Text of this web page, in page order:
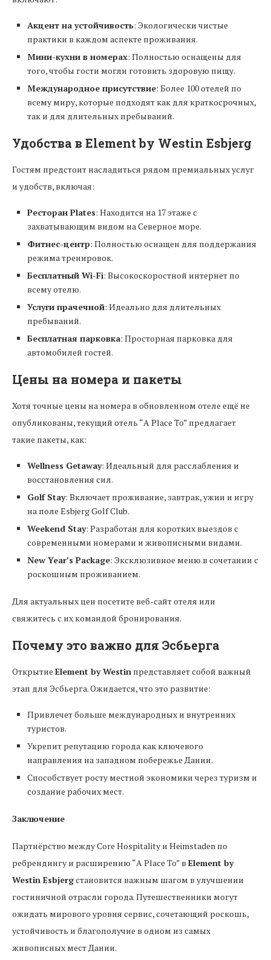
Акцент на устойчивость: Экологически чистые
практики в каждом аспекте проживания.
Мини-кухни в номерах: Полностью оснащены для
того, чтобы гости могли готовить здоровую пищу.
Международное присутствие: Более 100 отелей по
всему миру, которые подходят как для краткосрочных,
так и для длительных пребываний.
Удобства в Element by Westin Esbjerg
Гостям предстоит насладиться рядом премиальных услуг
и удобств, включая:
Ресторан Plates: Находится на 17 этаже с
захватывающим видом на Северное море.
Фитнес-центр: Полностью оснащен для поддержания
режима тренировок.
Бесплатный Wi-Fi: Высокоскоростной интернет по
всему отелю.
Услуги прачечной: Идеально для длительных
пребываний.
Бесплатная парковка: Просторная парковка для
автомобилей гостей.
Цены на номера и пакеты
Хотя точные цены на номера в обновленном отеле ещё не
опубликованы, текущий отель “A Place To” предлагает
такие пакеты, как:
Wellness Getaway: Идеальный для расслабления и
восстановления сил.
Golf Stay: Включает проживание, завтрак, ужин и игру
на поле Esbjerg Golf Club.
Weekend Stay: Разработан для коротких выездов с
современными номерами и живописными видами.
New Year’s Package: Эксклюзивное меню в сочетании с
роскошным проживанием.
Для актуальных цен посетите веб-сайт отеля или
свяжитесь с их командой бронирования.
Почему это важно для Эсбьерга
Открытие Element by Westin представляет собой важный
этап для Эсбьерга. Ожидается, что это развитие:
Привлечет больше международных и внутренних
туристов.
Укрепит репутацию города как ключевого
направления на западном побережье Дании.
Способствует росту местной экономики через туризм и
создание рабочих мест.
Заключение
Партнёрство между Core Hospitality и Heimstaden по
ребрендингу и расширению “A Place To” в Element by
Westin Esbjergстановится важным шагом в улучшении
гостиничной отрасли города. Путешественники могут
ожидать мирового уровня сервис, сочетающий роскошь,
устойчивость и благополучие в одном из самых
живописных мест Дании.